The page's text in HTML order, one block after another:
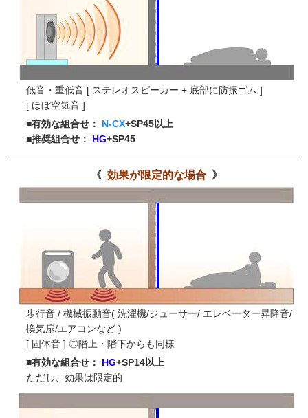
低音・重低音 [ ステレオスピーカー + 底部に防振ゴム ]
[ ほぼ空気音 ]
■有効な組合せ： N-CX+SP45以上
■推奨組合せ： HG+SP45
効果が限定的な場合
歩行音 / 機械振動音( 洗濯機/ジューサー/ エレベーター昇降音/
換気扇/エアコンなど )
[ 固体音 ] ◎階上・階下からも同様
■有効な組合せ： HG+SP14以上
ただし、効果は限定的